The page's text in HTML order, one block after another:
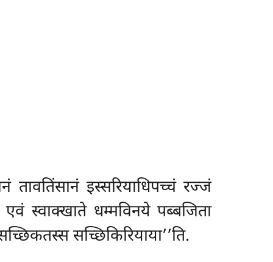
इस्सरियाधिपच्चं रज्जं
स्वाक्खाते धम्मविनये पब्बजिता
सच्छिकिरियाया’’ति.